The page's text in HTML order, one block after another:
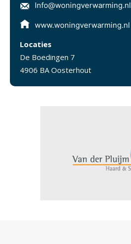
Info@woningverwarming.nl
www.woningverwarming.nl
Locaties
De Boedingen 7
4906 BA Oosterhout